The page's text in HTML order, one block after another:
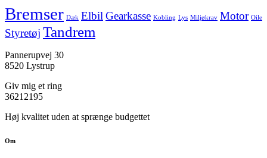
Bremser Dæk Elbil Gearkasse Kobling Lys Miljøkrav Motor Oile
Styretøj Tandrem
Pannerupvej 30
8520 Lystrup
Giv mig et ring
36212195
Høj kvalitet uden at sprænge budgettet
Om